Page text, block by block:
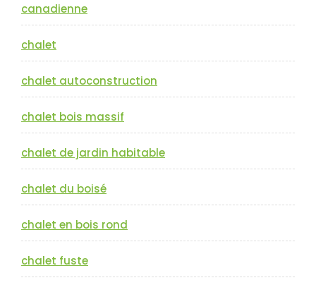
canadienne
chalet
chalet autoconstruction
chalet bois massif
chalet de jardin habitable
chalet du boisé
chalet en bois rond
chalet fuste